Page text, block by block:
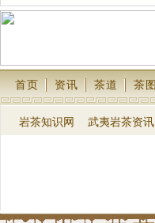
首页 资讯 茶道 茶图
岩茶知识网 武夷岩茶资讯